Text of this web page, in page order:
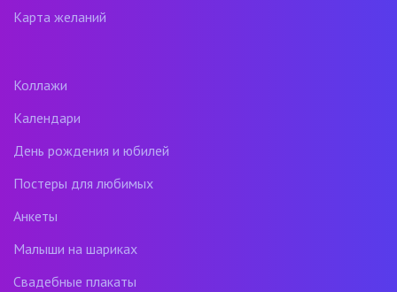
Карта желаний
Коллажи
Календари
День рождения и юбилей
Постеры для любимых
Анкеты
Малыши на шариках
Свадебные плакаты